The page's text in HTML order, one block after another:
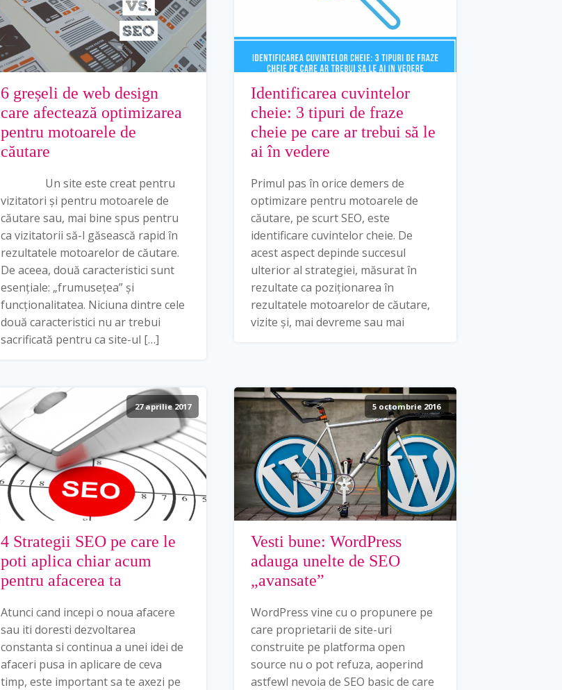
6 greșeli de web design
care afectează optimizarea
pentru motoarele de
căutare
Un site este creat pentru
vizitatori și pentru motoarele de
căutare sau, mai bine spus pentru
ca vizitatorii să-l găsească rapid în
rezultatele motoarelor de căutare.
De aceea, două caracteristici sunt
esențiale: „frumusețea” și
funcționalitatea. Niciuna dintre cele
două caracteristici nu ar trebui
sacrificată pentru ca site-ul […]
Identificarea cuvintelor
cheie: 3 tipuri de fraze
cheie pe care ar trebui să le
ai în vedere
Primul pas în orice demers de
optimizare pentru motoarele de
căutare, pe scurt SEO, este
identificare cuvintelor cheie. De
acest aspect depinde succesul
ulterior al strategiei, măsurat în
rezultate ca poziționarea în
rezultatele motoarelor de căutare,
vizite și, mai devreme sau mai
27 aprilie 2017
4 Strategii SEO pe care le
poti aplica chiar acum
pentru afacerea ta
Atunci cand incepi o noua afacere
sau iti doresti dezvoltarea
constanta si continua a unei idei de
afaceri pusa in aplicare de ceva
timp, este important sa te axezi pe
5 octombrie 2016
Vesti bune: WordPress
adauga unelte de SEO
„avansate”
WordPress vine cu o propunere pe
care proprietarii de site-uri
construite pe platforma open
source nu o pot refuza, aoperind
astfewl nevoia de SEO basic de care